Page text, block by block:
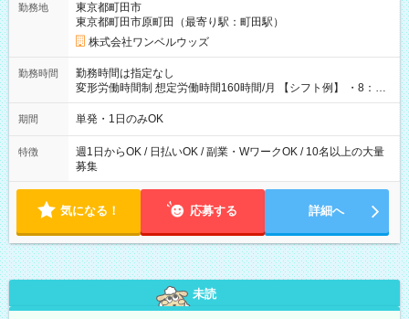
勤務地
東京都町田市
東京都町田市原町田（最寄り駅：町田駅）
株式会社ワンベルウッズ
勤務時間
勤務時間は指定なし
変形労働時間制 想定労働時間160時間/月 【シフト例】 ・8：00
～21：00
期間 単発・1日のみOK
特徴
週1日からOK / 日払いOK / 副業・WワークOK / 10名以上の大量
募集
気になる！ 応募する 詳細へ
未読